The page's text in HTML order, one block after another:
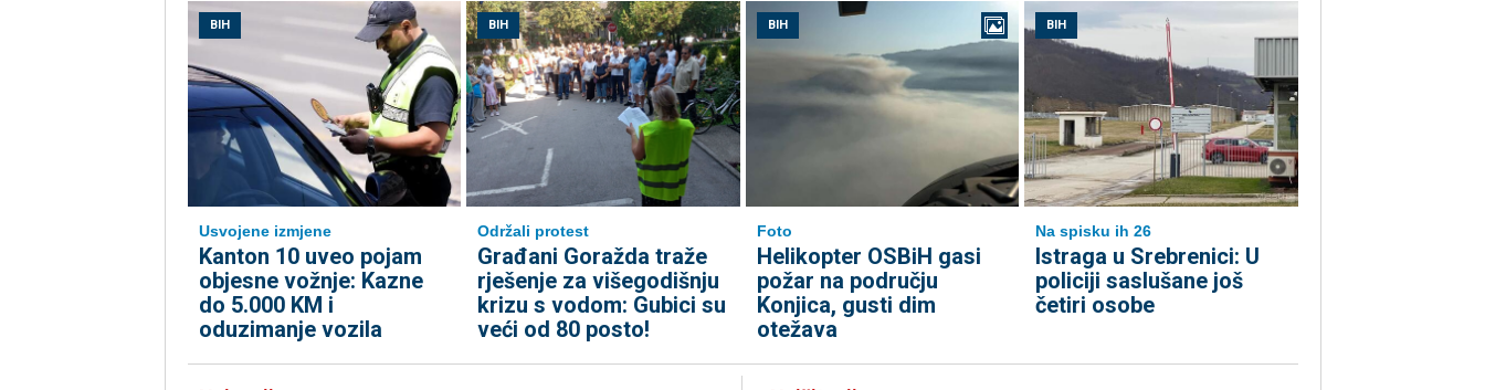
BIH
Usvojene izmjene
Kanton 10 uveo pojam
objesne vožnje: Kazne
do 5.000 KM i
oduzimanje vozila
BIH
Održali protest
Građani Goražda traže
rješenje za višegodišnju
krizu s vodom: Gubici su
veći od 80 posto!
BIH
Foto
Helikopter OSBiH gasi
požar na području
Konjica, gusti dim
otežava
BIH
Na spisku ih 26
Istraga u Srebrenici: U
policiji saslušane još
četiri osobe